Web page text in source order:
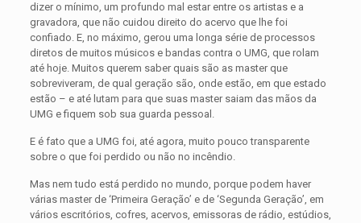
dizer o mínimo, um profundo mal estar entre os artistas e a
gravadora, que não cuidou direito do acervo que lhe foi
confiado. E, no máximo, gerou uma longa série de processos
diretos de muitos músicos e bandas contra o UMG, que rolam
até hoje. Muitos querem saber quais são as master que
sobreviveram, de qual geração são, onde estão, em que estado
estão – e até lutam para que suas master saiam das mãos da
UMG e fiquem sob sua guarda pessoal.
E é fato que a UMG foi, até agora, muito pouco transparente
sobre o que foi perdido ou não no incêndio.
Mas nem tudo está perdido no mundo, porque podem haver
várias master de ‘Primeira Geração’ e de ‘Segunda Geração’, em
vários escritórios, cofres, acervos, emissoras de rádio, estúdios,